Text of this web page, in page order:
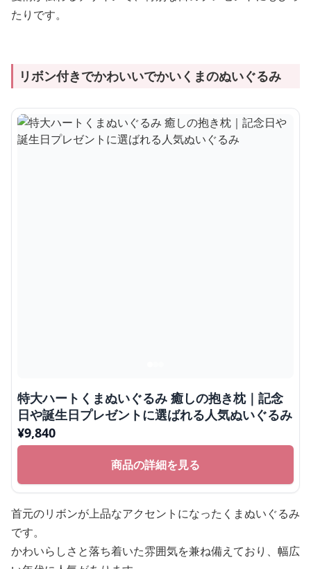
たりです。
リボン付きでかわいいでかいくまのぬいぐるみ
特大ハートくまぬいぐるみ 癒しの抱き枕｜記念
日や誕生日プレゼントに選ばれる人気ぬいぐるみ
¥9,840
商品の詳細を見る
首元のリボンが上品なアクセントになったくまぬいぐるみ
です。
かわいらしさと落ち着いた雰囲気を兼ね備えており、幅広